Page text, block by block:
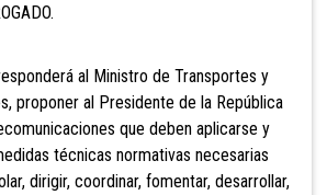
al Ministro de Transportes y
proponer al Presidente de la República
que deben aplicarse y
técnicas normativas necesarias
dirigir, coordinar, fomentar, desarrollar,